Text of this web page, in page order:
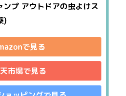
ンプ アウトドアの虫よけス
)
で見る
市場で見る